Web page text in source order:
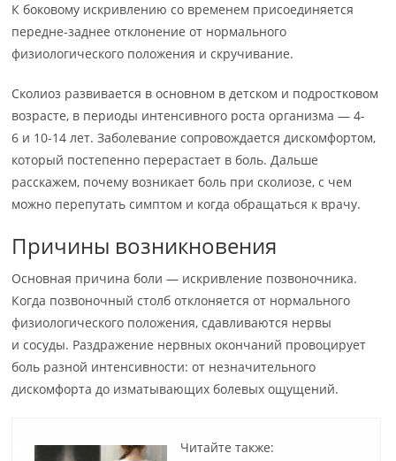
К боковому искривлению со временем присоединяется
передне-заднее отклонение от нормального
физиологического положения и скручивание.
Сколиоз развивается в основном в детском и подростковом
возрасте, в периоды интенсивного роста организма — 4-
6 и 10-14 лет. Заболевание сопровождается дискомфортом,
который постепенно перерастает в боль. Дальше
расскажем, почему возникает боль при сколиозе, с чем
можно перепутать симптом и когда обращаться к врачу.
Причины возникновения
Основная причина боли — искривление позвоночника.
Когда позвоночный столб отклоняется от нормального
физиологического положения, сдавливаются нервы
и сосуды. Раздражение нервных окончаний провоцирует
боль разной интенсивности: от незначительного
дискомфорта до изматывающих болевых ощущений.
Читайте также: